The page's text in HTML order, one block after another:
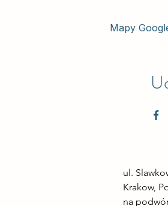
Mapy
ul.
Krakow,
na